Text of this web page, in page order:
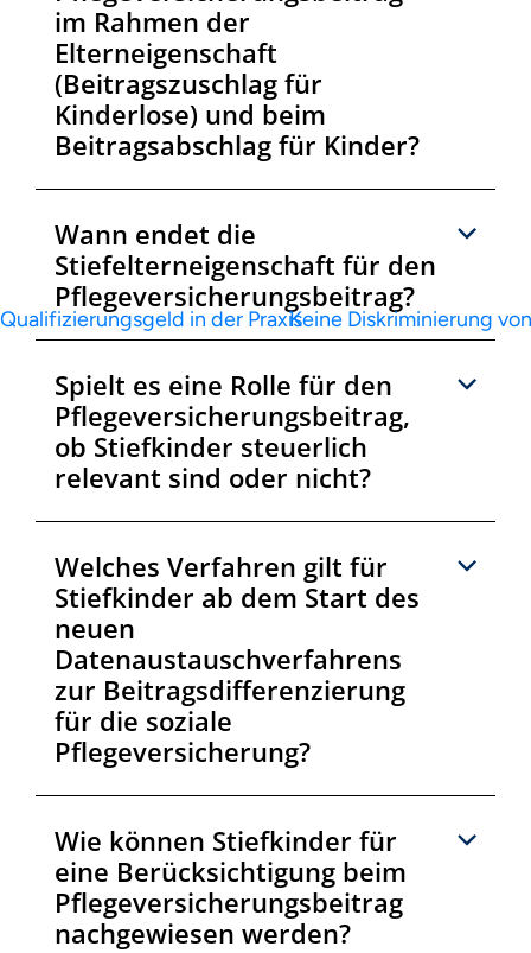
im Rahmen der
Elterneigenschaft
(Beitragszuschlag für
Kinderlose) und beim
Beitragsabschlag für Kinder?
Wann endet die
Stiefelterneigenschaft für den
Pflegeversicherungsbeitrag?
Spielt es eine Rolle für den
Pflegeversicherungsbeitrag,
ob Stiefkinder steuerlich
relevant sind oder nicht?
Welches Verfahren gilt für
Stiefkinder ab dem Start des
neuen
Datenaustauschverfahrens
zur Beitragsdifferenzierung
für die soziale
Pflegeversicherung?
Wie können Stiefkinder für
eine Berücksichtigung beim
Pflegeversicherungsbeitrag
nachgewiesen werden?
Qualifizierungsgeld in der PraxisKeine Diskriminierung